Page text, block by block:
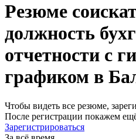
Резюме
должность
отчетности с
графиком в
Чтобы видеть все резюме,
После регистрации покажем
Зарегистрироваться